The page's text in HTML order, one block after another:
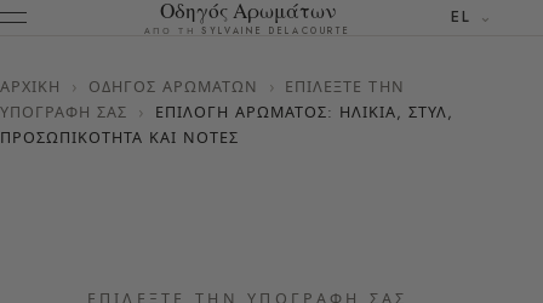
Οδηγός Αρωμάτων
ΑΠΌ ΤΗ SYLVAINE DELACOURTE
EL
ΑΡΧΙΚΉ › ΟΔΗΓΌΣ ΑΡΩΜΆΤΩΝ › ΕΠΙΛΈΞΤΕ ΤΗΝ
ΥΠΟΓΡΑΦΉ ΣΑΣ
›
ΕΠΙΛΟΓΉ ΑΡΏΜΑΤΟΣ: ΗΛΙΚΊΑ, ΣΤΥΛ,
ΠΡΟΣΩΠΙΚΌΤΗΤΑ ΚΑΙ ΝΌΤΕΣ